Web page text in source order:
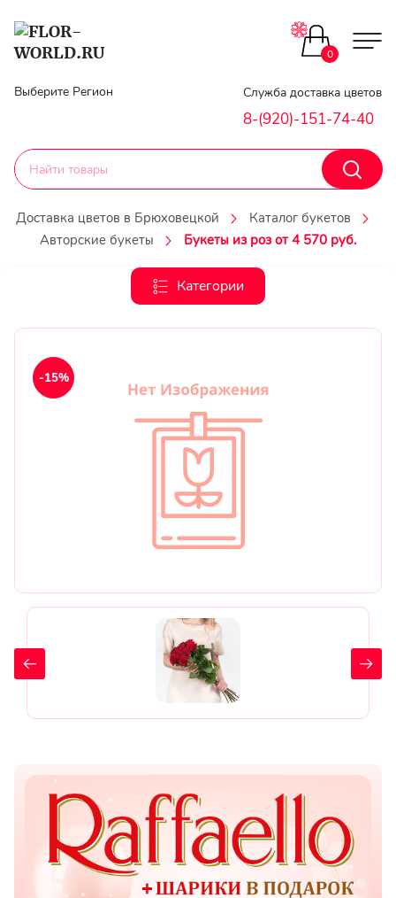
Главная
Гарантии
Доставка
Оплата
Выберите Регион Служба доставка цветов
8-(920)-151-74-40
0
Доставка цветов в Брюховецкой
Каталог букетов
Авторские букеты
Букеты из роз от 4 570 руб.
Категории
Цветы поштучно
Букеты до 2500
Каталог букетов
Корзины с цветами
Авторские букеты
Букеты из роз
Цветы любимой
Цветы дочери
Цветы сестре
Показать еще
Цветы
-15%